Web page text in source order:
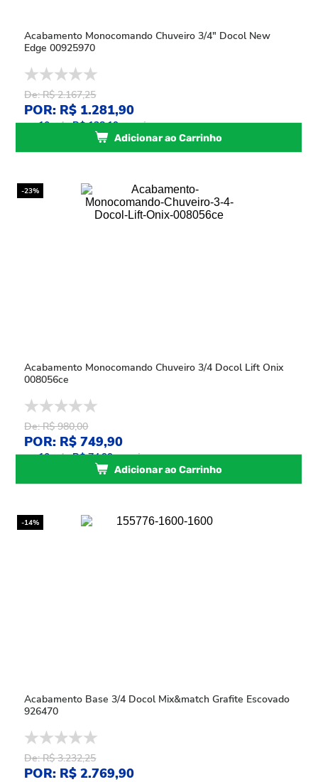
Acabamento Monocomando Chuveiro 3/4" Docol New
Edge 00925970
De: R$ 2.167,25
POR: R$ 1.281,90
ou10xdeR$ 128,19sem juros
Adicionar ao Carrinho
-23%
Acabamento Monocomando Chuveiro 3/4 Docol Lift Onix
008056ce
De: R$ 980,00
POR: R$ 749,90
ou10xdeR$ 74,99sem juros
Adicionar ao Carrinho
-14%
Acabamento Base 3/4 Docol Mix&match Grafite Escovado
926470
De: R$ 3.232,25
POR: R$ 2.769,90